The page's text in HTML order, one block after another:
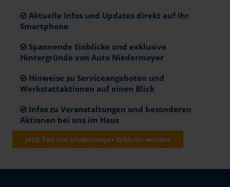
Aktuelle Infos und Updates direkt auf Ihr
Smartphone
Spannende Einblicke und exklusive
Hintergründe von Auto Niedermayer
Hinweise zu Serviceangeboten und
Werkstattaktionen auf einen Blick
Infos zu Veranstaltungen und besonderen
Aktionen bei uns im Haus
Jetzt Teil von Niedermayer Exklusiv werden